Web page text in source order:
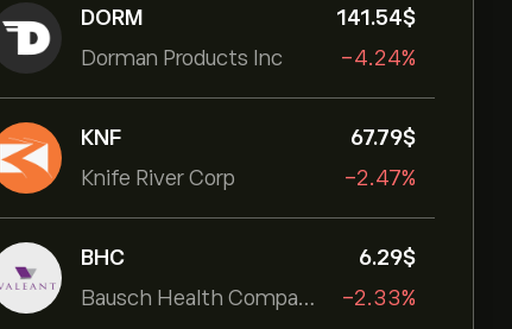
DORM
Dorman Products Inc
141.54‎$‎
-4.24%
KNF
Knife River Corp
67.79‎$‎
-2.47%
BHC
Bausch Health Companies Inc
6.29‎$‎
-2.33%